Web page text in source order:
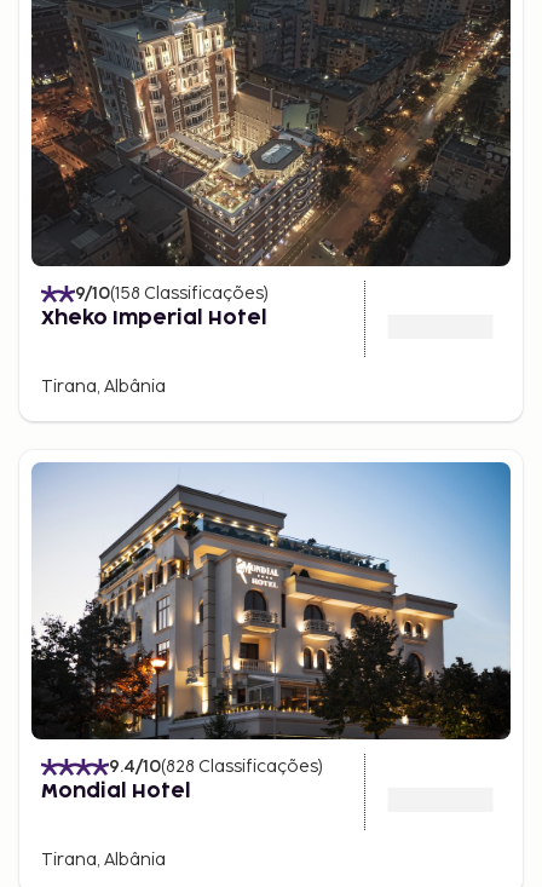
9/10(158 Classificações)
Xheko Imperial Hotel
Tirana, Albânia
9.4/10(828 Classificações)
Mondial Hotel
Tirana, Albânia